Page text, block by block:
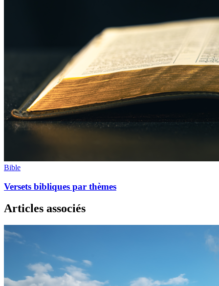
Bible
Versets bibliques par thèmes
Articles associés